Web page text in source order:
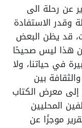
عن رحلة الى
وقدر الاستفادة
قد يظن البعض
هذا ليس صحيحًا
في حياتنا، ولا
بين
إلى معرض الكتاب
المحليين
موجزًا عن